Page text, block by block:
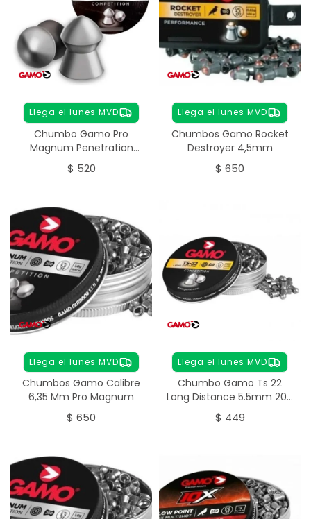
Llega el lunes MVD
Chumbo Gamo Pro
Magnum Penetration
5.5mm 250 unidades
$ 520
Llega el lunes MVD
Chumbos Gamo Rocket
Destroyer 4,5mm
$ 650
Llega el lunes MVD
Chumbos Gamo Calibre
6,35 Mm Pro Magnum
$ 650
Llega el lunes MVD
Chumbo Gamo Ts 22
Long Distance 5.5mm 200
unidades
$ 449